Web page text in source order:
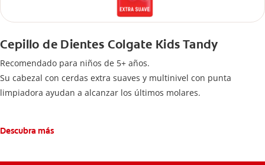
Cepillo de Dientes Colgate Kids Tandy
Recomendado para niños de 5+ años.
Su cabezal con cerdas extra suaves y multinivel con punta
limpiadora ayudan a alcanzar los últimos molares.
Descubra más